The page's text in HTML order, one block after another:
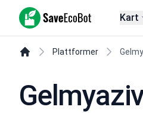
SaveEcoBot Kart
Plattformer